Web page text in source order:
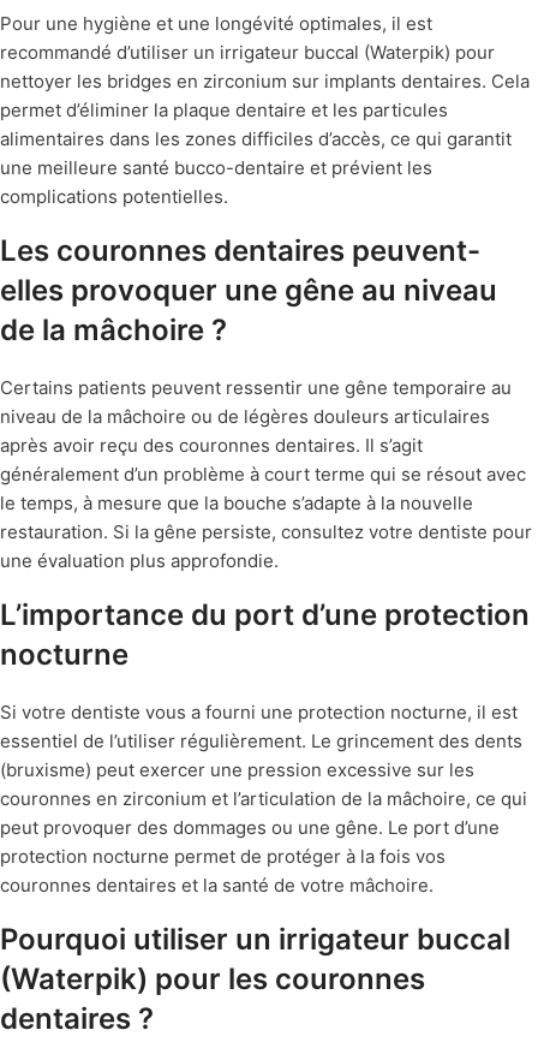
Pour une hygiène et une longévité optimales, il est
recommandé d’utiliser un irrigateur buccal (Waterpik) pour
nettoyer les bridges en zirconium sur implants dentaires. Cela
permet d’éliminer la plaque dentaire et les particules
alimentaires dans les zones difficiles d’accès, ce qui garantit
une meilleure santé bucco-dentaire et prévient les
complications potentielles.
Les couronnes dentaires peuvent-
elles provoquer une gêne au niveau
de la mâchoire ?
Certains patients peuvent ressentir une gêne temporaire au
niveau de la mâchoire ou de légères douleurs articulaires
après avoir reçu des couronnes dentaires. Il s’agit
généralement d’un problème à court terme qui se résout avec
le temps, à mesure que la bouche s’adapte à la nouvelle
restauration. Si la gêne persiste, consultez votre dentiste pour
une évaluation plus approfondie.
L’importance du port d’une protection
nocturne
Si votre dentiste vous a fourni une protection nocturne, il est
essentiel de l’utiliser régulièrement. Le grincement des dents
(bruxisme) peut exercer une pression excessive sur les
couronnes en zirconium et l’articulation de la mâchoire, ce qui
peut provoquer des dommages ou une gêne. Le port d’une
protection nocturne permet de protéger à la fois vos
couronnes dentaires et la santé de votre mâchoire.
Pourquoi utiliser un irrigateur buccal
(Waterpik) pour les couronnes
dentaires ?